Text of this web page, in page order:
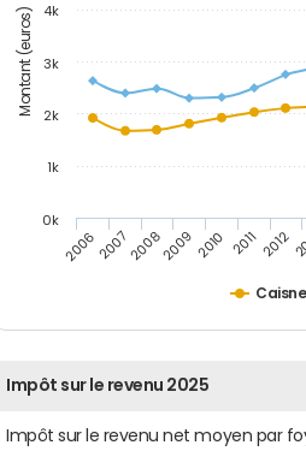
Montant (euros)
20062007200820092010 2011 2012
0k
1k
2k
3k
4k
Impôt sur le revenu 2025
Impôt sur le revenu net moyen par